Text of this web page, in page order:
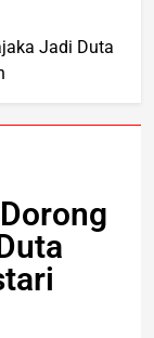
Jadi Duta